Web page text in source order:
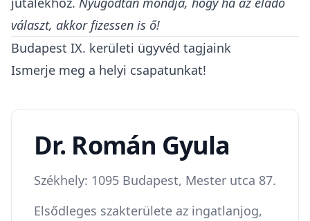
választ, akkor fizessen is ő!
Budapest IX. kerületi ügyvéd tagjaink
Ismerje meg a helyi csapatunkat!
Dr. Román Gyula
Székhely: 1095 Budapest, Mester utca 87.
Elsődleges szakterülete az ingatlanjog,